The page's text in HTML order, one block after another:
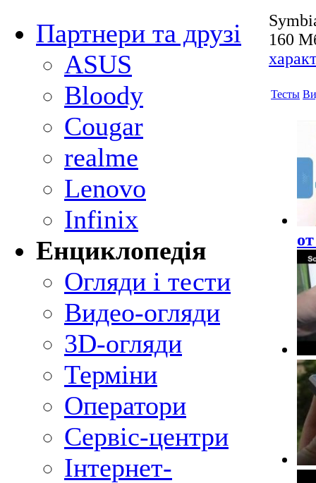
Партнери та друзі
ASUS
Bloody
Cougar
realme
Lenovo
Infinix
Енциклопедія
Огляди і тести
Видео-огляди
3D-огляди
Терміни
Оператори
Сервіс-центри
Інтернет-
160
Тесты